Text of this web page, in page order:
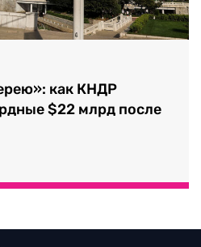
как КНДР
$22 млрд после